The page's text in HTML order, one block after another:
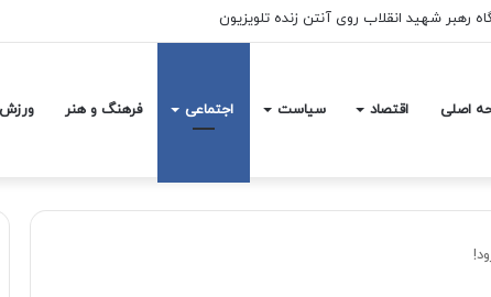
قیمت فروش مرغ کمتر از قیمت واقعی شد
اصلی اقتصاد سیاست اجتماعی فرهنگ و هنر ورزش